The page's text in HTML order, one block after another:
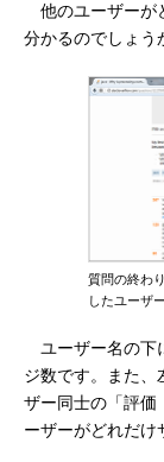
他のユーザーが
分かるのでしょう
質問の終わ
したユーザ
ユーザー名の下
ジ数です。また、
ザー同士の「評価
ーザーがどれだけ